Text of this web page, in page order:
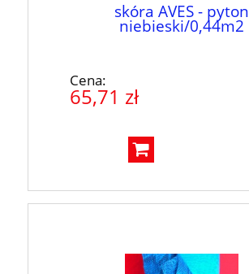
skóra AVES - pyton
niebieski/0,44m2
Cena:
65,71 zł